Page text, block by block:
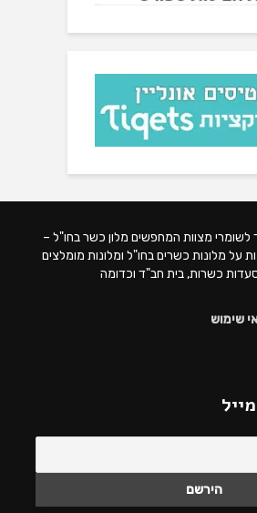
לשומרי מצוות המחפשים מלון כשר בחו"ל –
על מלונות כשרים בחו"ל ומלונות מומלצים
כשרות, בית חב"ד וכדומה
שימוש